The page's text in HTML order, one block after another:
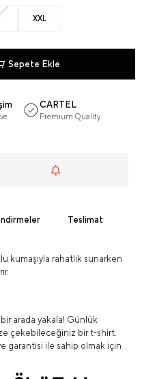
XXL
Sepete Ekle
CARTEL
Premium Quality
Teslimat
kumaşıyla rahatlık sunarken
arada yakala! Günlük
çekebileceğiniz bir t-shirt.
garantisi ile sahip olmak için